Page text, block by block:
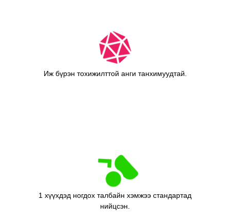
Иж бүрэн тохижилттой анги танхимуудтай.
1 хүүхдэд ногдох талбайн хэмжээ стандартад
нийцсэн.